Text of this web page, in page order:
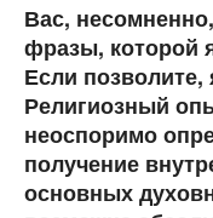
Вас,
фразы, которой
Если
Религиозный
неоспоримо
получение
основных